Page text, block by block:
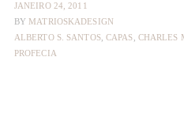
JANEIRO 24, 2011
BY MATRIOSKADESIGN
ALBERTO S. SANTOS,CAPAS CHARLES
PROFECIA